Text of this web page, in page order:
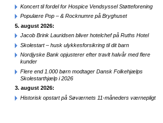
Koncert til fordel for Hospice Vendsyssel Støtteforening
Populære Pop – & Rocknumre på Bryghuset
5. august 2026:
Jacob Brink Lauridsen bliver hotelchef på Ruths Hotel
Skolestart – husk ulykkesforsikring til dit barn
Nordjyske Bank opjusterer efter travlt halvår med flere
kunder
Flere end 1.000 børn modtager Dansk Folkehjælps
Skolestarthjælp i 2026
3. august 2026:
Historisk opstart på Søværnets 11-måneders værnepligt